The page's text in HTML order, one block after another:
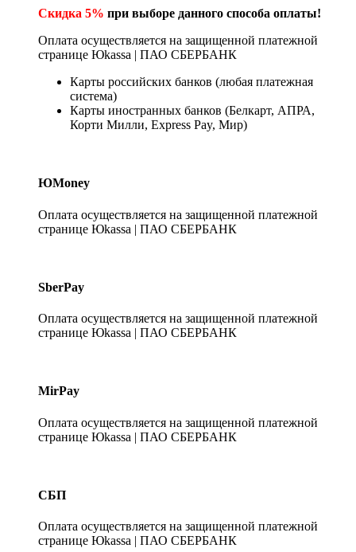
Скидка 5% при выборе данного способа оплаты!
Оплата осуществляется на защищенной платежной
странице Юkassa | ПАО СБЕРБАНК
Карты российских банков (любая платежная
система)
Карты иностранных банков (Белкарт, АПРА,
Корти Милли, Express Pay, Мир)
ЮMoney
Оплата осуществляется на защищенной платежной
странице Юkassa | ПАО СБЕРБАНК
SberPay
Оплата осуществляется на защищенной платежной
странице Юkassa | ПАО СБЕРБАНК
MirPay
Оплата осуществляется на защищенной платежной
странице Юkassa | ПАО СБЕРБАНК
СБП
Оплата осуществляется на защищенной платежной
странице Юkassa | ПАО СБЕРБАНК